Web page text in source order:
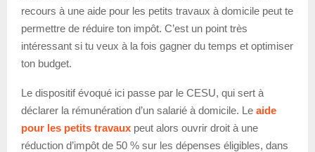
recours à une aide pour les petits travaux à domicile peut te
permettre de réduire ton impôt. C’est un point très
intéressant si tu veux à la fois gagner du temps et optimiser
ton budget.
Le dispositif évoqué ici passe par le CESU, qui sert à
déclarer la rémunération d’un salarié à domicile. Le aide
pour les petits travaux peut alors ouvrir droit à une
réduction d’impôt de 50 % sur les dépenses éligibles, dans